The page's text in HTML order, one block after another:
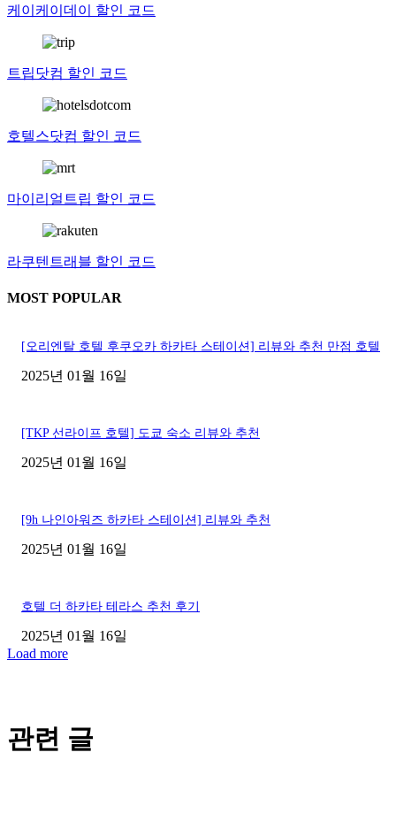
케이케이데이 할인 코드
트립닷컴 할인 코드
호텔스닷컴 할인 코드
마이리얼트립 할인 코드
라쿠텐트래블 할인 코드
MOST POPULAR
[오리엔탈 호텔 후쿠오카 하카타 스테이션] 리뷰와 추천 만점 호텔
2025년 01월 16일
[TKP 선라이프 호텔] 도쿄 숙소 리뷰와 추천
2025년 01월 16일
[9h 나인아워즈 하카타 스테이션] 리뷰와 추천
2025년 01월 16일
호텔 더 하카타 테라스 추천 후기
2025년 01월 16일
Load more
관련 글